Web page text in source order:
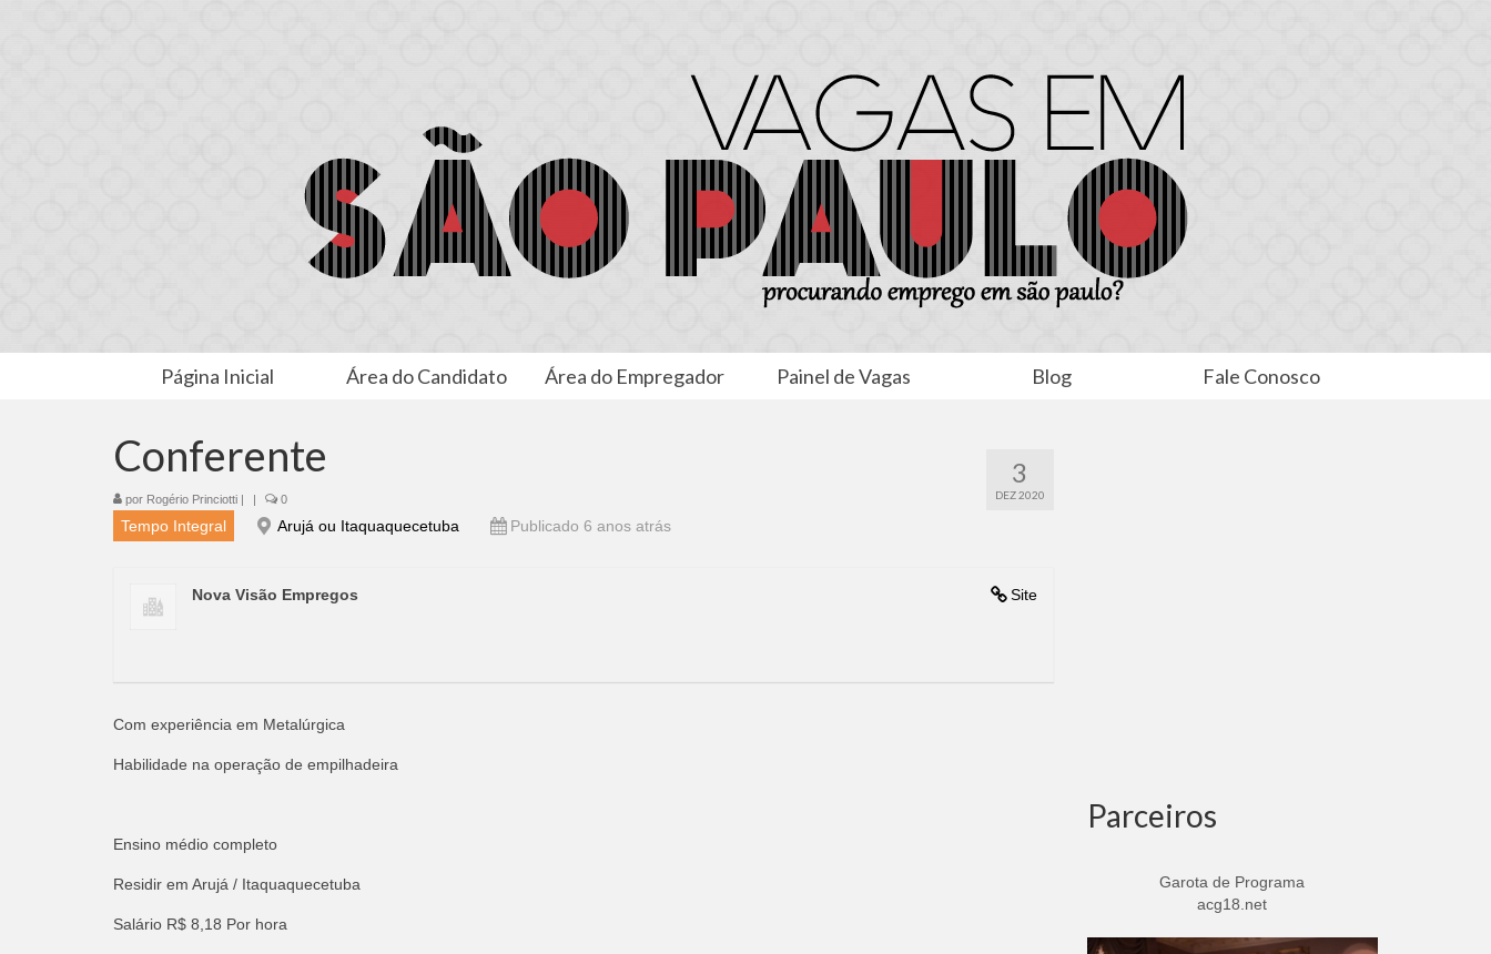
Página Inicial Área do Candidato Área do Empregador Painel de Vagas Blog Fale Conosco
3
DEZ 2020
Conferente
por Rogério Princiotti | | 0
Tempo Integral Arujá ou Itaquaquecetuba Publicado 6 anos atrás
Site
Nova Visão Empregos
Com experiência em Metalúrgica
Habilidade na operação de empilhadeira
Ensino médio completo
Residir em Arujá / Itaquaquecetuba
Salário R$ 8,18 Por hora
Parceiros
Garota de Programa
acg18.net